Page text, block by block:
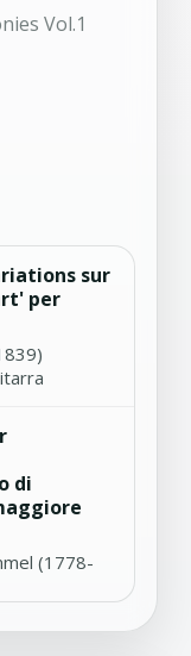
Vol.1
sur
per
di
(1778-
- Diego